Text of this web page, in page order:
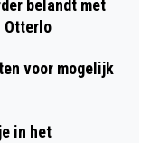
belandt met
Otterlo
voor mogelijk
in het